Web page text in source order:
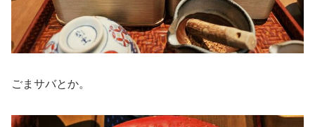
ごまサバとか。